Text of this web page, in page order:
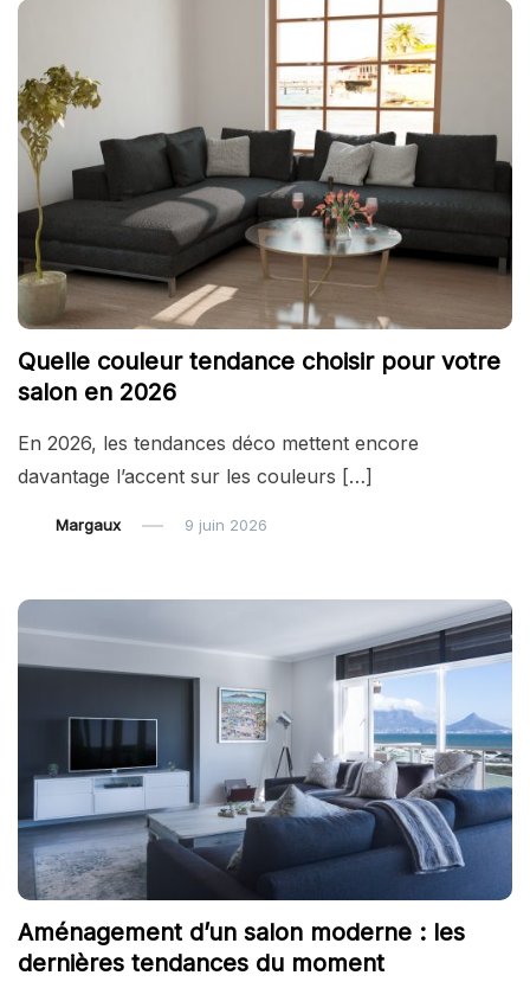
Quelle couleur tendance choisir pour votre
salon en 2026
En 2026, les tendances déco mettent encore
davantage l’accent sur les couleurs […]
Margaux 9 juin 2026
Aménagement d’un salon moderne : les
dernières tendances du moment